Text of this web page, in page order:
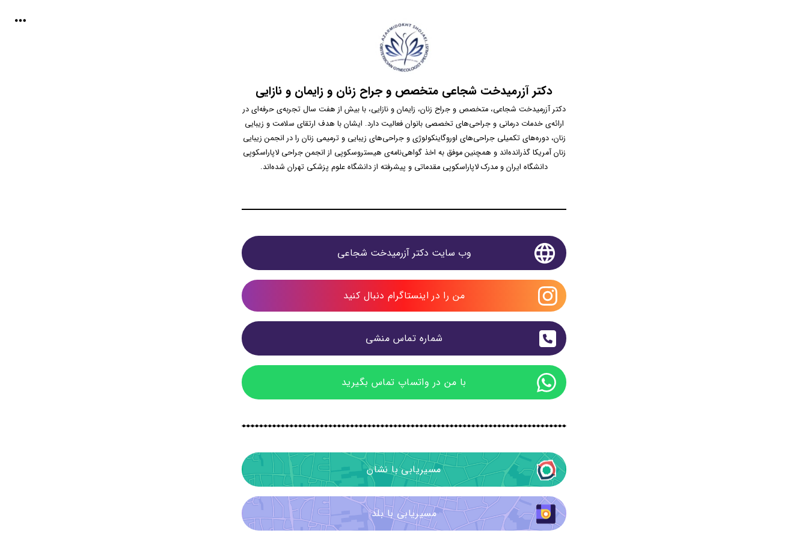
دکتر آزرمیدخت شجاعی متخصص و جراح زنان و زایمان و نازایی
دکتر آزرمیدخت شجاعی، متخصص و جراح زنان، زایمان و نازایی، با بیش از هفت سال تجربه‌ی حرفه‌ای در
ارائه‌ی خدمات درمانی و جراحی‌های تخصصی بانوان فعالیت دارد. ایشان با هدف ارتقای سلامت و زیبایی
زنان، دوره‌های تکمیلی جراحی‌های اوروگاینکولوژی و جراحی‌های زیبایی و ترمیمی زنان را در انجمن زیبایی
زنان آمریکا گذرانده‌اند و همچنین موفق به اخذ گواهی‌نامه‌ی هیستروسکوپی از انجمن جراحی لاپاراسکوپی
دانشگاه ایران و مدرک لاپاراسکوپی مقدماتی و پیشرفته از دانشگاه علوم پزشکی تهران شده‌اند.
وب سایت دکتر آزرمیدخت شجاعی
من را در اینستاگرام دنبال کنید
شماره تماس منشی
با من در واتساپ تماس بگیرید
مسیریابی با نشان
مسیریابی با بلد